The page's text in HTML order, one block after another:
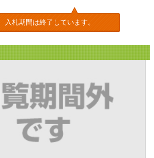
入札期間は終了しています。